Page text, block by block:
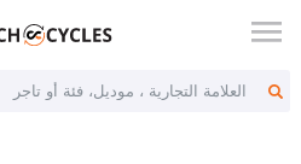
العلامة التجارية ، موديل، فئة أو تاجر